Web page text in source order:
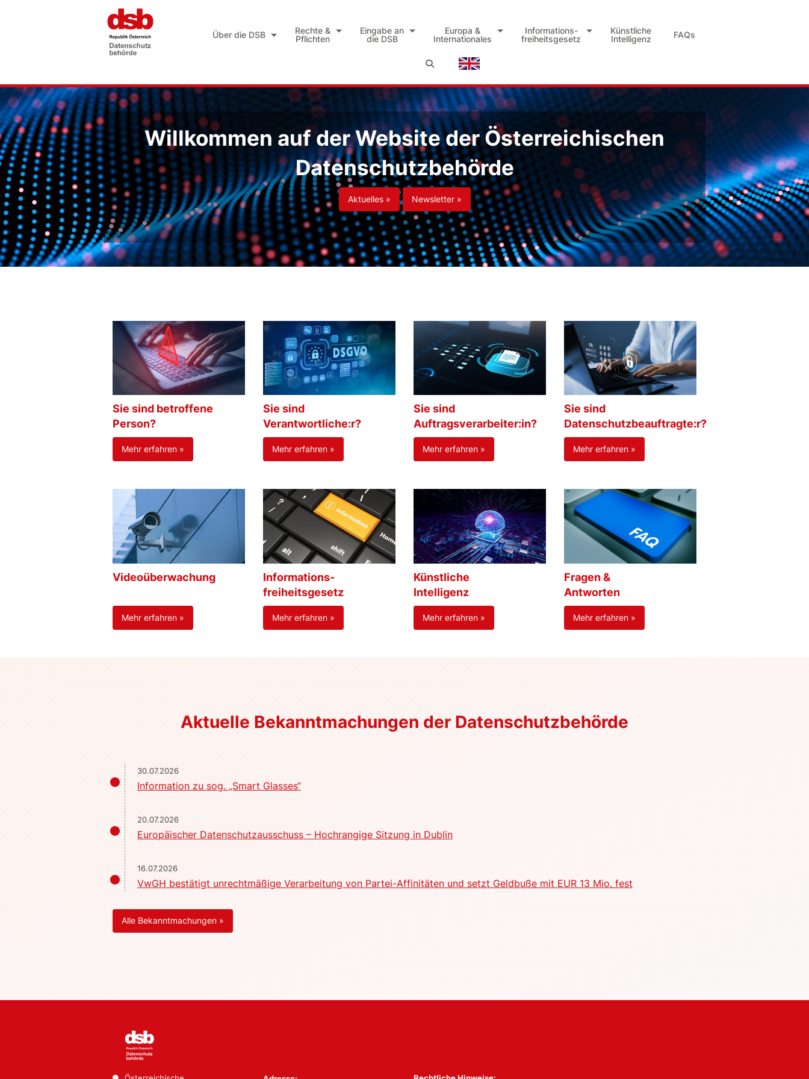
Über die DSB
Rechte &
Pflichten
Eingabe an
die DSB
Europa &
Internationales
Informations-
freiheitsgesetz
Künstliche
Intelligenz
FAQs
Willkommen auf der Website der Österreichischen
Datenschutzbehörde
Aktuelles » Newsletter »
Sie sind betroffene
Person?
Mehr erfahren »
Sie sind
Verantwortliche:r?
Mehr erfahren »
Sie sind
Auftragsverarbeiter:in?
Mehr erfahren »
Sie sind
Datenschutzbeauftragte:r?
Mehr erfahren »
Videoüberwachung
Mehr erfahren »
Informations-
freiheitsgesetz
Mehr erfahren »
Künstliche
Intelligenz
Mehr erfahren »
Fragen &
Antworten
Mehr erfahren »
Aktuelle Bekanntmachungen der Datenschutzbehörde
30.07.2026
Information zu sog. „Smart Glasses“
20.07.2026
Europäischer Datenschutzausschuss – Hochrangige Sitzung in Dublin
16.07.2026
VwGH bestätigt unrechtmäßige Verarbeitung von Partei-Affinitäten und setzt Geldbuße mit EUR 13 Mio. fest
Alle Bekanntmachungen »